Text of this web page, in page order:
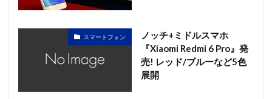
スマートフォン
ノッチ+ミドルスマホ
『Xiaomi Redmi 6 Pro』発
売! レッド/ブルーなど5色
展開